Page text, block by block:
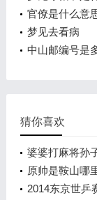
官僚是什么意
梦见去看病
中山邮编号是
猜你喜欢
婆婆打麻将孙
子是真事吗？
原帅是鞍山哪
2014东京世乒